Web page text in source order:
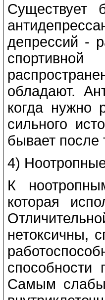
Существует
депрессий -
обладают.
когда нужно
сильного
бывает после
4)
К
которая
нетоксичны,
способности
Самым